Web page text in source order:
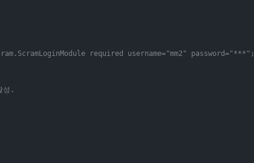
required username="mm2" password="***";
성.